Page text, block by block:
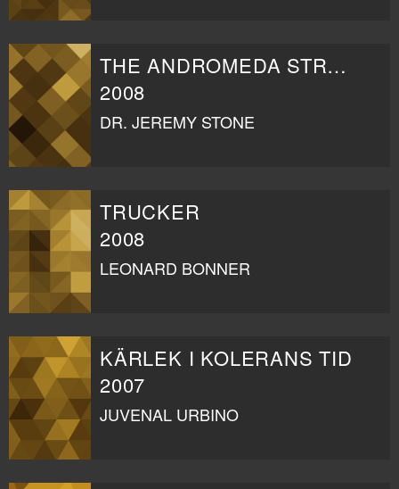
THE ANDROMEDA STRAIN
2008
DR. JEREMY STONE
TRUCKER
2008
LEONARD BONNER
KÄRLEK I KOLERANS TID
2007
JUVENAL URBINO